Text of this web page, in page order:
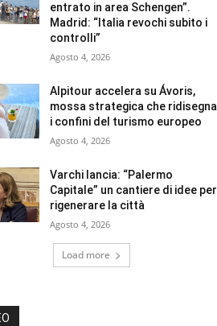
entrato in area Schengen”.
Madrid: “Italia revochi subito i
controlli”
Agosto 4, 2026
Alpitour accelera su Ávoris,
mossa strategica che ridisegna
i confini del turismo europeo
Agosto 4, 2026
Varchi lancia: “Palermo
Capitale” un cantiere di idee per
rigenerare la città
Agosto 4, 2026
Load more